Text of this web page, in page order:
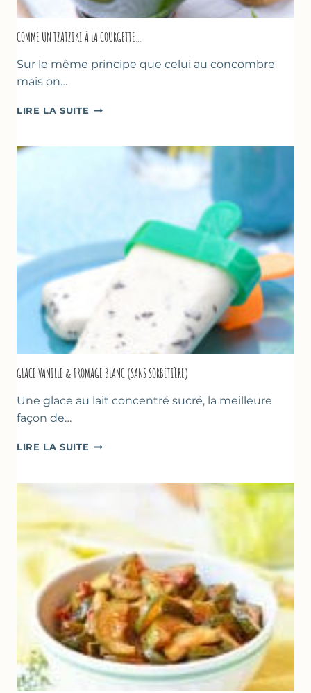
COMME UN TZATZIKI À LA COURGETTE…
Sur le même principe que celui au concombre
mais on…
LIRE LA SUITE COMME
À
COURGETTE…
GLACE VANILLE & FROMAGE BLANC (SANS SORBETIÈRE)
Une glace au lait concentré sucré, la meilleure
façon de…
LIRE LA SUITE GLACE